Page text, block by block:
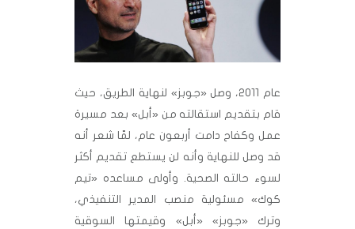
عام 2011، وصل «جوبز» لنهاية الطريق، حيث
قام بتقديم استقالته من «أبل» بعد مسيرة
عمل وكفاح دامت أربعون عام، لمّا شعر أنه
قد وصل للنهاية وأنه لن يستطع تقديم أكثر
لسوء حالته الصحية. وأولى مساعده «تيم
كوك» مسئولية منصب المدير التنفيذي،
وترك «جوبز» «أبل» وقيمتها السوقية